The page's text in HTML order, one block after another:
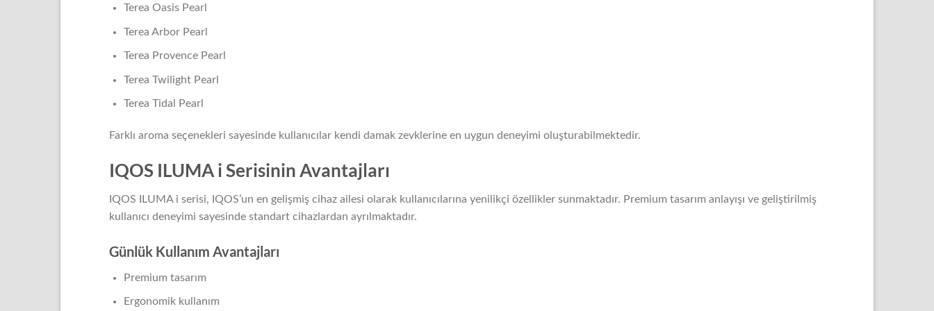
Terea Oasis Pearl
Terea Arbor Pearl
Terea Provence Pearl
Terea Twilight Pearl
Terea Tidal Pearl
Farklı aroma seçenekleri sayesinde kullanıcılar kendi damak zevklerine en uygun deneyimi oluşturabilmektedir.
IQOS ILUMA i Serisinin Avantajları
IQOS ILUMA i serisi, IQOS’un en gelişmiş cihaz ailesi olarak kullanıcılarına yenilikçi özellikler sunmaktadır. Premium tasarım anlayışı ve geliştirilmiş
kullanıcı deneyimi sayesinde standart cihazlardan ayrılmaktadır.
Günlük Kullanım Avantajları
Premium tasarım
Ergonomik kullanım